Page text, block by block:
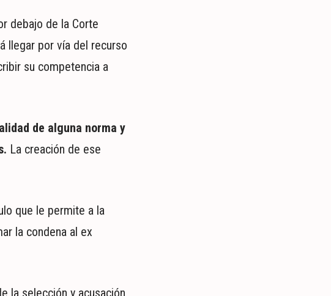
debajo de la Corte
llegar por vía del recurso
su competencia a
de alguna norma y
La creación de ese
que le permite a la
la condena al ex